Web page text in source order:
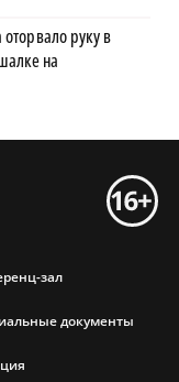
руку в
на
зал
документы